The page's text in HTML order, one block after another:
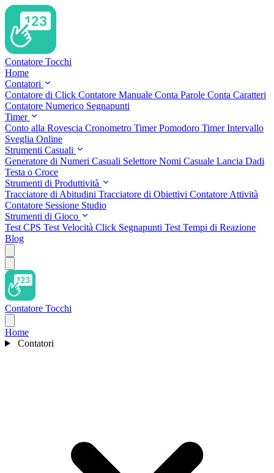
Contatore Tocchi
Home
Contatori
Contatore di Click Contatore Manuale Conta Parole Conta Caratteri
Contatore Numerico Segnapunti
Timer
Conto alla Rovescia Cronometro Timer Pomodoro Timer Intervallo
Sveglia Online
Strumenti Casuali
Generatore di Numeri Casuali Selettore Nomi Casuale Lancia Dadi
Testa o Croce
Strumenti di Produttività
Tracciatore di Abitudini Tracciatore di Obiettivi Contatore Attività
Contatore Sessione Studio
Strumenti di Gioco
Test CPS Test Velocità Click Segnapunti Test Tempi di Reazione
Blog
Contatore Tocchi
Home
Contatori